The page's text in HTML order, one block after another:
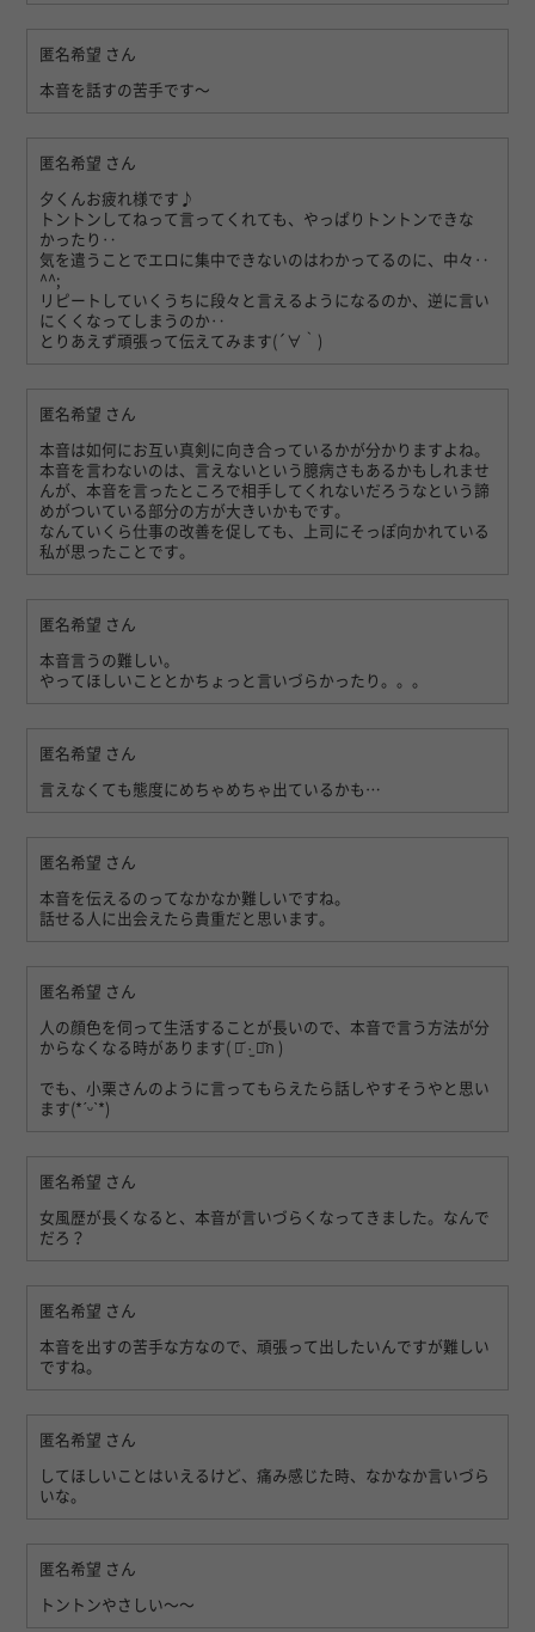
匿名希望 さん
本音を話すの苦手です〜
匿名希望 さん
夕くんお疲れ様です♪
トントンしてねって言ってくれても、やっぱりトントンできな
かったり‥
気を遣うことでエロに集中できないのはわかってるのに、中々‥
^^;
リピートしていくうちに段々と言えるようになるのか、逆に言い
にくくなってしまうのか‥
とりあえず頑張って伝えてみます(´∀｀)
匿名希望 さん
本音は如何にお互い真剣に向き合っているかが分かりますよね。
本音を言わないのは、言えないという臆病さもあるかもしれませ
んが、本音を言ったところで相手してくれないだろうなという諦
めがついている部分の方が大きいかもです。
なんていくら仕事の改善を促しても、上司にそっぽ向かれている
私が思ったことです。
匿名希望 さん
本音言うの難しい。
やってほしいこととかちょっと言いづらかったり。。。
匿名希望 さん
言えなくても態度にめちゃめちゃ出ているかも…
匿名希望 さん
本音を伝えるのってなかなか難しいですね。
話せる人に出会えたら貴重だと思います。
匿名希望 さん
人の顔色を伺って生活することが長いので、本音で言う方法が分
からなくなる時があります( ⌯᷄ ·̫ ⌯᷅ก )
でも、小栗さんのように言ってもらえたら話しやすそうやと思い
ます(*ˊᵕˋ*)
匿名希望 さん
女風歴が長くなると、本音が言いづらくなってきました。なんで
だろ？
匿名希望 さん
本音を出すの苦手な方なので、頑張って出したいんですが難しい
ですね。
匿名希望 さん
してほしいことはいえるけど、痛み感じた時、なかなか言いづら
いな。
匿名希望 さん
トントンやさしい〜〜